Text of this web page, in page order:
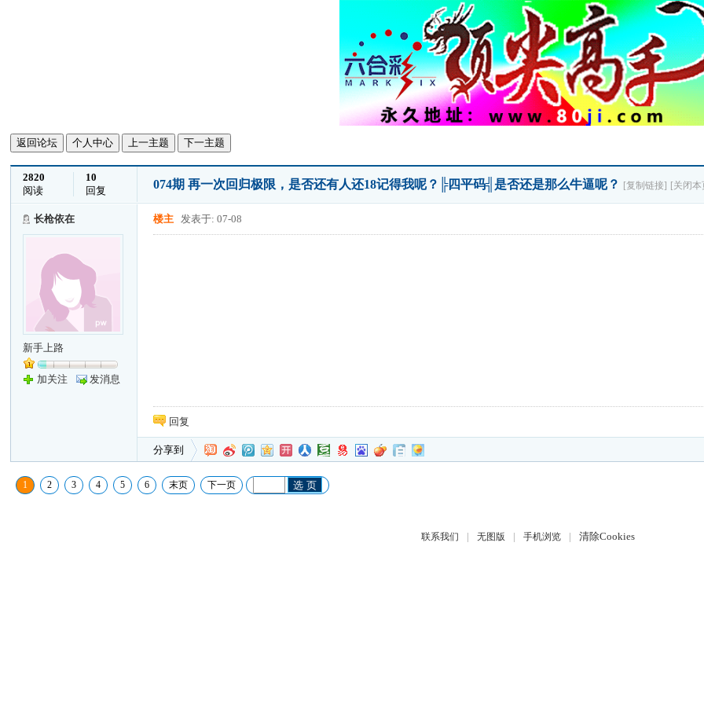
返回论坛 个人中心 上一主题 下一主题
2820
阅读
10
回复
074期 再一次回归极限，是否还有人还18记得我呢？╠四平码╣是否还是那么牛逼呢？ [复制链接] [关闭
长枪依在
新手上路
加关注 发消息
楼主 发表于: 07-08
回复
分享到
1 2 3 4 5 6 末页 下一页 选 页
联系我们 | 无图版 | 手机浏览 | 清除Cookies